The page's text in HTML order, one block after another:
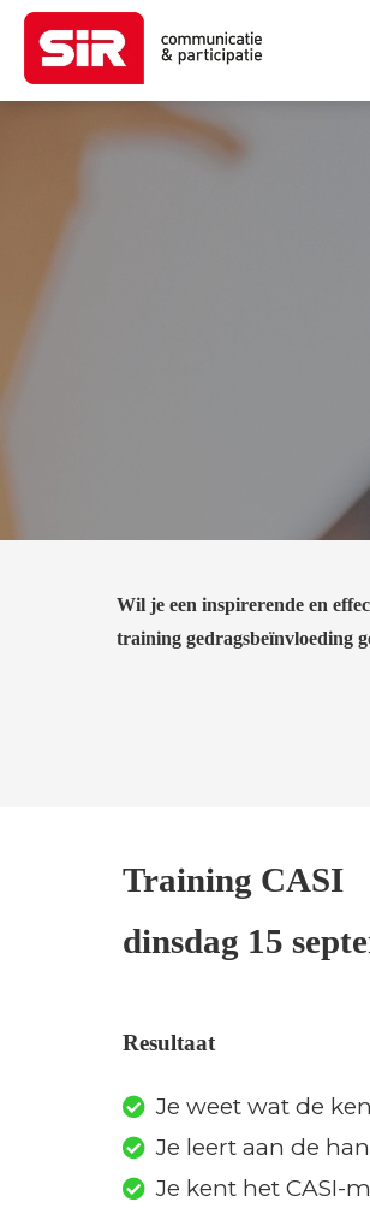
Wil je een inspirerende en
training gedragsbeïnvloeding
Training CASI
dinsdag 15
Resultaat
Je weet wat de
Je leert aan de
Je kent het CASI-